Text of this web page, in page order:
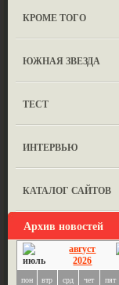
КРОМЕ ТОГО
ЮЖНАЯ ЗВЕЗДА
ТЕСТ
ИНТЕРВЬЮ
КАТАЛОГ САЙТОВ
Архив новостей
август
2026
пон втр срд чет пят